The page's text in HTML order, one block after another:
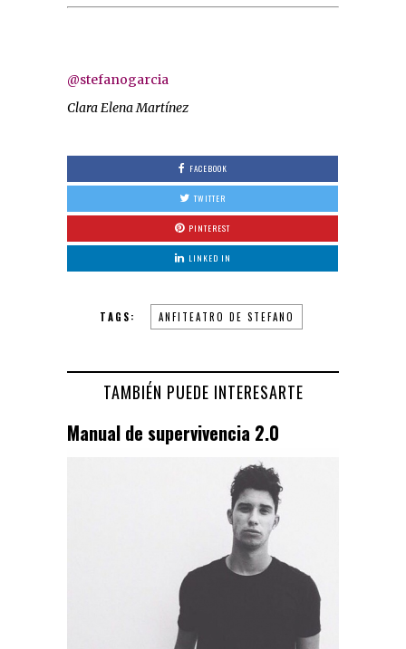
@stefanogarcia
Clara Elena Martínez
FACEBOOK
TWITTER
PINTEREST
LINKED IN
TAGS: ANFITEATRO DE STEFANO
TAMBIÉN PUEDE INTERESARTE
Manual de supervivencia 2.0